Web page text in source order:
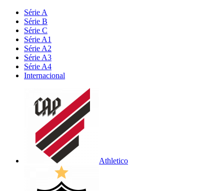
Série A
Série B
Série C
Série A1
Série A2
Série A3
Série A4
Internacional
Athletico